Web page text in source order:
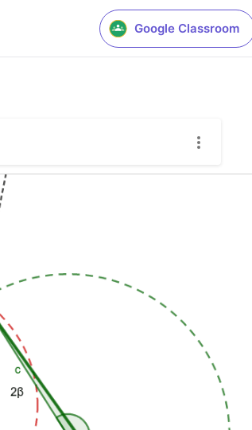
Google Classroom